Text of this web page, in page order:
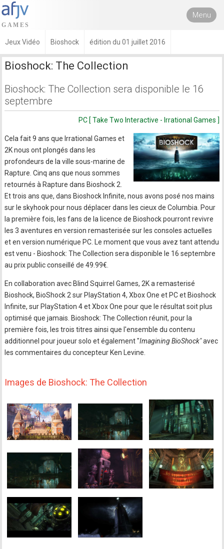
Menu
Jeux Vidéo Bioshock édition du 01 juillet 2016
Bioshock: The Collection
Bioshock: The Collection sera disponible le 16
septembre
PC [ Take Two Interactive - Irrational Games ]
Cela fait 9 ans que Irrational Games et
2K nous ont plongés dans les
profondeurs de la ville sous-marine de
Rapture. Cinq ans que nous sommes
retournés à Rapture dans Bioshock 2.
Et trois ans que, dans Bioshock Infinite, nous avons posé nos mains
sur le skyhook pour nous déplacer dans les cieux de Columbia. Pour
la première fois, les fans de la licence de Bioshock pourront revivre
les 3 aventures en version remasterisée sur les consoles actuelles
et en version numérique PC. Le moment que vous avez tant attendu
est venu - Bioshock: The Collection sera disponible le 16 septembre
au prix public conseillé de 49.99€.
En collaboration avec Blind Squirrel Games, 2K a remasterisé
Bioshock, BioShock 2 sur PlayStation 4, Xbox One et PC et Bioshock
Infinite, sur PlayStation 4 et Xbox One pour que le résultat soit plus
optimisé que jamais. Bioshock: The Collection réunit, pour la
première fois, les trois titres ainsi que l'ensemble du contenu
additionnel pour joueur solo et également "Imagining BioShock"avec
les commentaires du concepteur Ken Levine.
Images de Bioshock: The Collection